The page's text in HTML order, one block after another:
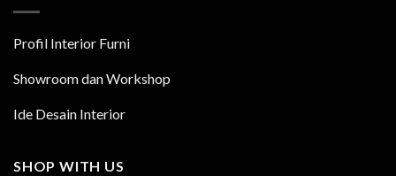
Profil Interior Furni
Showroom dan Workshop
Ide Desain Interior
SHOP WITH US